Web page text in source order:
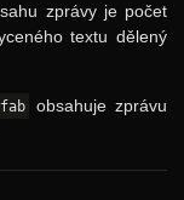
zprávy je počet
textu dělený
obsahuje zprávu